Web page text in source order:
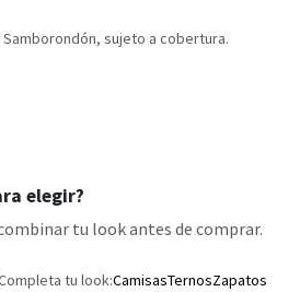
sujeto a cobertura.
elegir?
tu look antes de comprar.
tu look:CamisasTernosZapatos